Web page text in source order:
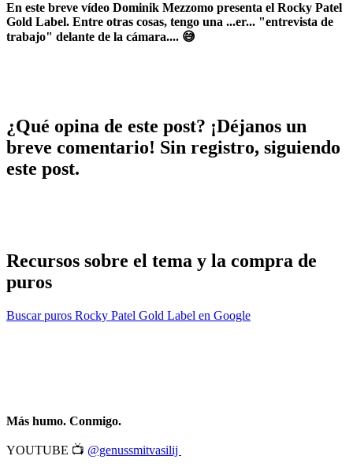
En este breve vídeo Dominik Mezzomo presenta el Rocky Patel
Gold Label. Entre otras cosas, tengo una ...er... "entrevista de
trabajo" delante de la cámara.... 😅
¿Qué opina de este post? ¡Déjanos un
breve comentario! Sin registro, siguiendo
este post.
Recursos sobre el tema y la compra de
puros
Buscar puros Rocky Patel Gold Label en Google
Más humo. Conmigo.
YOUTUBE 📺 @genussmitvasilij